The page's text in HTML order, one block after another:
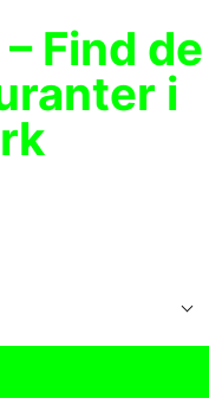
Find de
i